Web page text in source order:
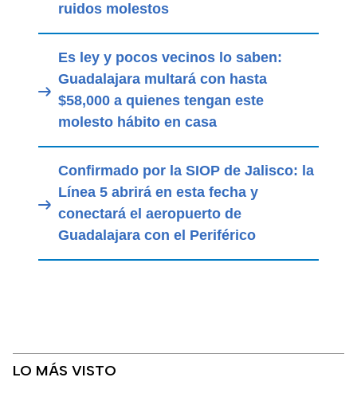
ruidos molestos
Es ley y pocos vecinos lo saben:
Guadalajara multará con hasta
$58,000 a quienes tengan este
molesto hábito en casa
Confirmado por la SIOP de Jalisco: la
Línea 5 abrirá en esta fecha y
conectará el aeropuerto de
Guadalajara con el Periférico
LO MÁS VISTO